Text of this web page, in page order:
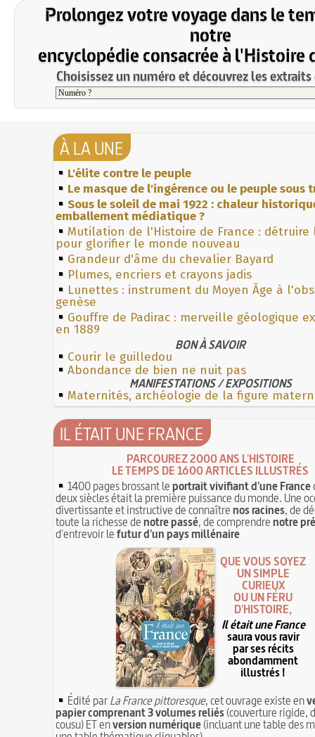
Prolongez votre voyage dans le
notre
encyclopédie consacrée à l'Histoire
Choisissez un numéro et découvrez les
À LA UNE
L'élite contre le peuple
Le masque de l'ingérence ou le peuple sous
Sous le soleil de mai 1922 : chaleur
emballement médiatique ?
Mutilation de l'Histoire de France : détruire
pour glorifier le monde nouveau
Grandeur d'âme du chevalier Bayard
Plumes, encriers et crayons jadis
Lunettes : instrument du Moyen Âge à
genèse
Gouffre de Padirac : merveille géologique
en 1889
BON À SAVOIR
Courir le guilledou
Abondance de bien ne nuit pas
MANIFESTATIONS / EXPOSITIONS
Maternités, archéologie de la figure
IL ÉTAIT UNE FRANCE
PARCOUREZ 2000 ANS L'HISTOIRE
LE TEMPS DE 1600 ARTICLES ILLUSTRÉS
1400 pages brossant leportrait vivifiant d'une France
deux siècles était la première puissance du monde. Une
divertissante et instructive de connaîtrenos racines, de
toute la richesse denotre passé, de comprendrenotre
d'entrevoir lefutur d'un pays millénaire
QUE VOUS SOYEZ
UN SIMPLE
CURIEUX
OU UN FÉRU
D'HISTOIRE,
Il était une France
saura vous ravir
par ses récits
abondamment
illustrés !
Édité parLa France pittoresque, cet ouvrage existe en
papier comprenant 3 volumes reliés(couverture rigide,
cousu) ET enversion numérique(incluant une table des